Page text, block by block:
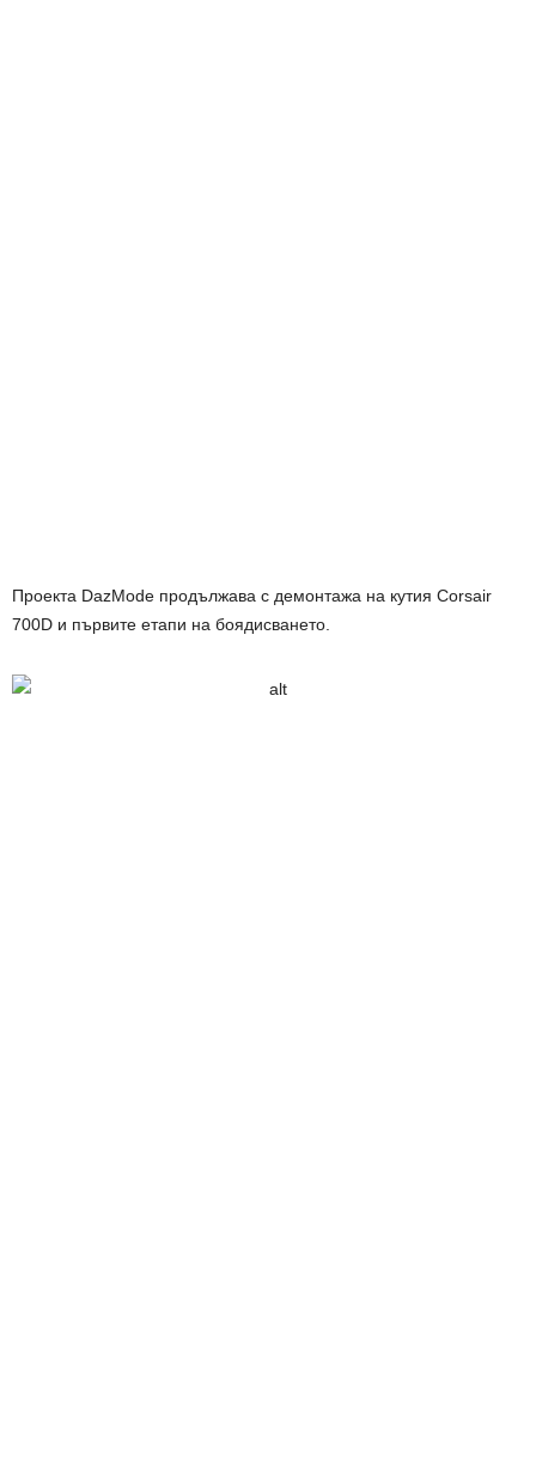
Проекта DazMode продължава с демонтажа на кутия Corsair
700D и първите етапи на боядисването.